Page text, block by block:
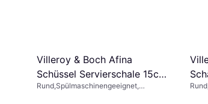
Villeroy & Boch Afina
Schüssel Servierschale 15cm
0.55L
Rund,Spülmaschinengeeignet,